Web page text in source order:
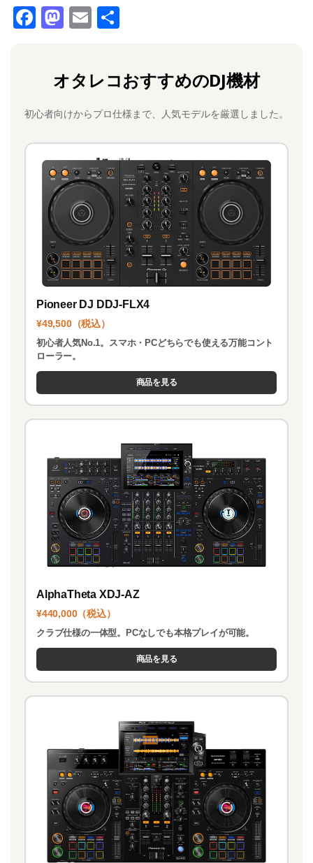
F
b
o
o
k
M
o
d
o
n
E
l
オタレコおすすめのDJ機材
初心者向けからプロ仕様まで、人気モデルを厳選しました。
Pioneer DJ DDJ-FLX4
¥49,500（税込）
初心者人気No.1。スマホ・PCどちらでも使える万能コント
ローラー。
商品を見る
AlphaTheta XDJ-AZ
¥440,000（税込）
クラブ仕様の一体型。PCなしでも本格プレイが可能。
商品を見る